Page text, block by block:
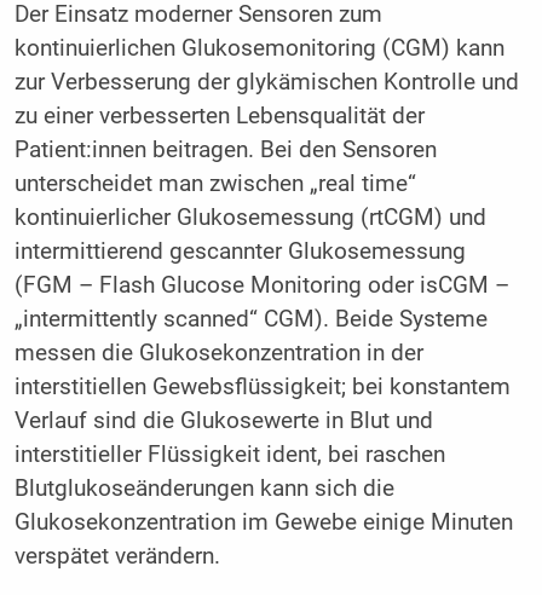
Der Einsatz moderner Sensoren zum
kontinuierlichen Glukosemonitoring (CGM) kann
zur Verbesserung der glykämischen Kontrolle und
zu einer verbesserten Lebensqualität der
Patient:innen beitragen. Bei den Sensoren
unterscheidet man zwischen „real time“
kontinuierlicher Glukosemessung (rtCGM) und
intermittierend gescannter Glukosemessung
(FGM – Flash Glucose Monitoring oder isCGM –
„intermittently scanned“ CGM). Beide Systeme
messen die Glukosekonzentration in der
interstitiellen Gewebsflüssigkeit; bei konstantem
Verlauf sind die Glukosewerte in Blut und
interstitieller Flüssigkeit ident, bei raschen
Blutglukoseänderungen kann sich die
Glukosekonzentration im Gewebe einige Minuten
verspätet verändern.